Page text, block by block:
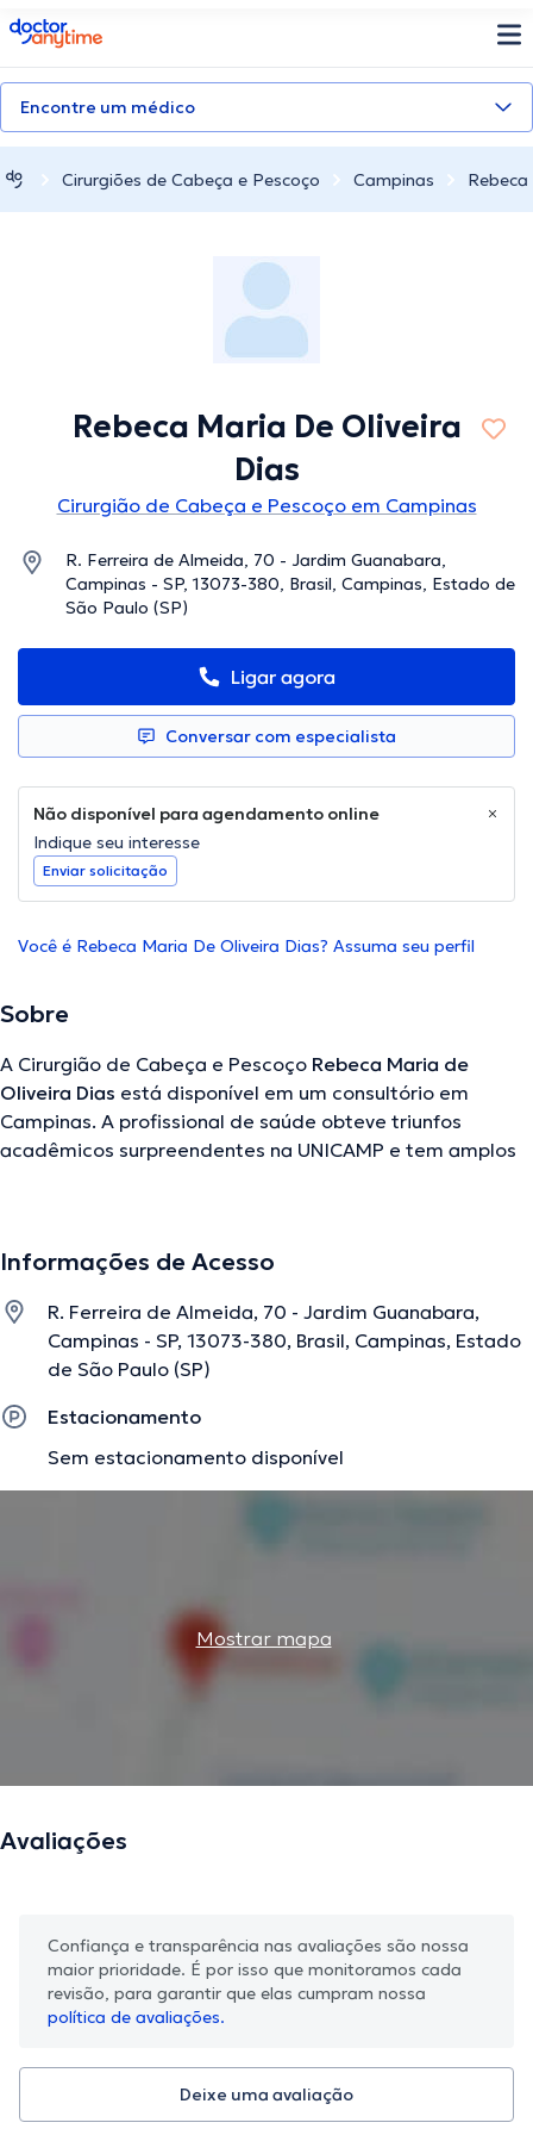
doctoranytime
Encontre um médico
Cirurgiões de Cabeça e Pescoço Campinas
Rebeca Maria De Oliveira
Dias
Cirurgião de Cabeça e Pescoço em Campinas
R. Ferreira de Almeida, 70 - Jardim Guanabara,
Campinas - SP, 13073-380, Brasil, Campinas, Estado de
São Paulo (SP)
Ligar agora
Conversar com especialista
Não disponível para agendamento online
Indique seu interesse
Enviar solicitação
Você é Rebeca Maria De Oliveira Dias? Assuma seu perfil
Sobre
A Cirurgião de Cabeça e Pescoço Rebeca Maria de
Oliveira Dias está disponível em um consultório em
Campinas. A profissional de saúde obteve triunfos
acadêmicos surpreendentes na UNICAMP e tem amplos
ela faz parte de diversas associações médicas. Rebeca
com a finalidade de ter uma formação contínua em seu
âmbito de especialização e compartilhou interessantes
publicações. Para finalizar, a médica pode te atender em
Português Inglês em seu consultório.
Informações de Acesso
R. Ferreira de Almeida, 70 - Jardim Guanabara,
Campinas - SP, 13073-380, Brasil, Campinas, Estado
de São Paulo (SP)
Estacionamento
Sem estacionamento disponível
Mostrar mapa
Avaliações
Confiança e transparência nas avaliações são nossa
maior prioridade. É por isso que monitoramos cada
revisão, para garantir que elas cumpram nossa
política de avaliações.
Deixe uma avaliação